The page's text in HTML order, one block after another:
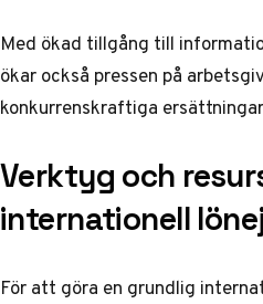
Med ökad tillgång till
ökar också pressen på
konkurrenskraftiga
Verktyg och
internationell
För att göra en grundlig